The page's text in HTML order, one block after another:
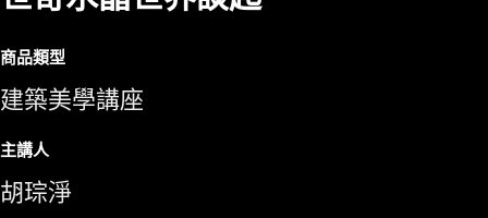
商品類型
建築美學講座
主講人
胡琮淨